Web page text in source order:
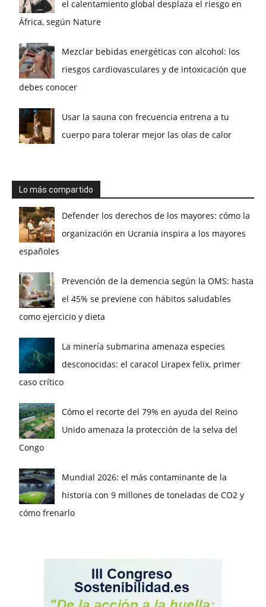
el calentamiento global desplaza el riesgo en
África, según Nature
Mezclar bebidas energéticas con alcohol: los
riesgos cardiovasculares y de intoxicación que
debes conocer
Usar la sauna con frecuencia entrena a tu
cuerpo para tolerar mejor las olas de calor
Lo más compartido
Defender los derechos de los mayores: cómo la
organización en Ucrania inspira a los mayores
españoles
Prevención de la demencia según la OMS: hasta
el 45% se previene con hábitos saludables
como ejercicio y dieta
La minería submarina amenaza especies
desconocidas: el caracol Lirapex felix, primer
caso crítico
Cómo el recorte del 79% en ayuda del Reino
Unido amenaza la protección de la selva del
Congo
Mundial 2026: el más contaminante de la
historia con 9 millones de toneladas de CO2 y
cómo frenarlo